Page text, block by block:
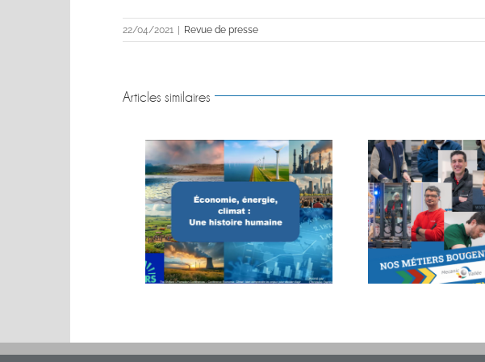
22/04/2021 Revue de presse
Articles similaires
Conférence sur les énergies